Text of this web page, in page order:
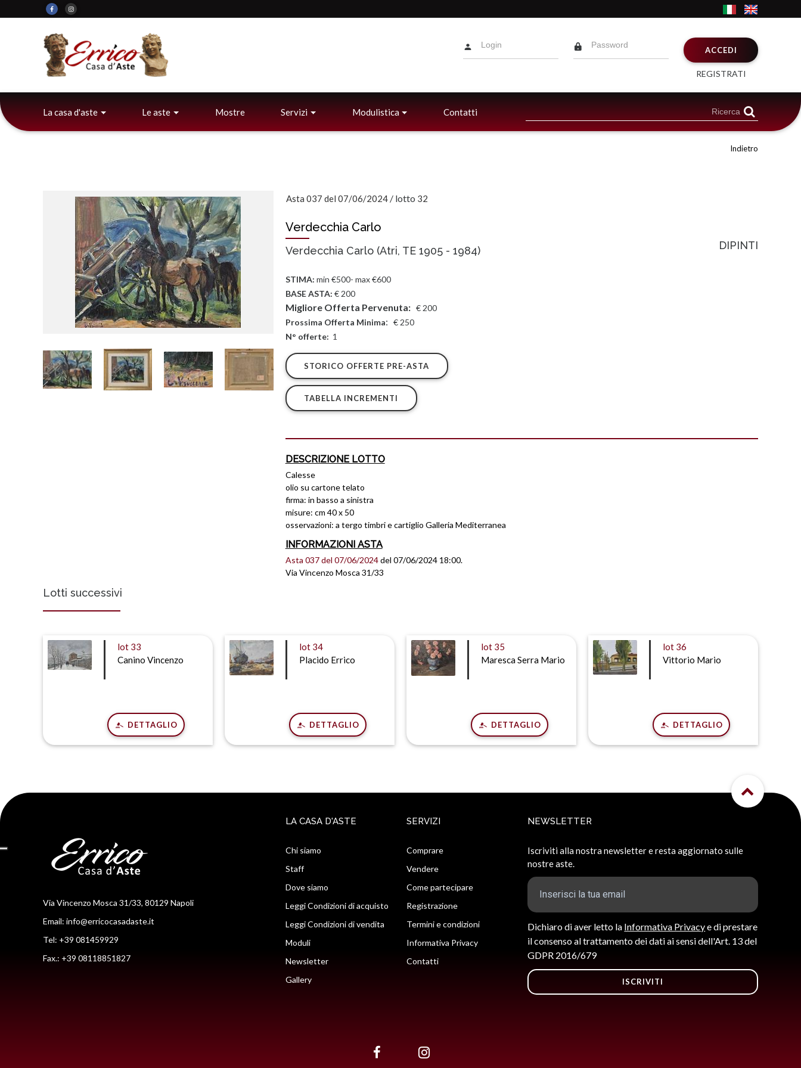
ACCEDI
REGISTRATI
La casa d'aste Le aste Mostre Servizi Modulistica Contatti
Indietro
Asta 037 del 07/06/2024/ lotto 32
Verdecchia Carlo
Verdecchia Carlo (Atri, TE 1905 - 1984) DIPINTI
STIMA: min €500- max €600
BASE ASTA: € 200
Migliore Offerta Pervenuta: € 200
Prossima Offerta Minima: € 250
N° offerte: 1
STORICO OFFERTE PRE-ASTA
TABELLA INCREMENTI
DESCRIZIONE LOTTO
Calesse
olio su cartone telato
firma: in basso a sinistra
misure: cm 40 x 50
osservazioni: a tergo timbri e cartiglio Galleria Mediterranea
INFORMAZIONI ASTA
Asta 037 del 07/06/2024del 07/06/2024 18:00.
Via Vincenzo Mosca 31/33
Lotti successivi
lot 33
Canino Vincenzo
DETTAGLIO
lot 34
Placido Errico
DETTAGLIO
lot 35
Maresca Serra Mario
DETTAGLIO
lot 36
Vittorio Mario
DETTAGLIO
Via Vincenzo Mosca 31/33, 80129 Napoli
Email: info@erricocasadaste.it
Tel: +39 081459929
Fax.: +39 08118851827
LA CASA D'ASTE
Chi siamo
Staff
Dove siamo
Leggi Condizioni di acquisto
Leggi Condizioni di vendita
Moduli
Newsletter
Gallery
SERVIZI
Comprare
Vendere
Come partecipare
Registrazione
Termini e condizioni
Informativa Privacy
Contatti
NEWSLETTER
Iscriviti alla nostra newsletter e resta aggiornato sulle
nostre aste.
Dichiaro di aver letto la Informativa Privacye di prestare
il consenso al trattamento dei dati ai sensi dell'Art. 13 del
GDPR 2016/679
ISCRIVITI